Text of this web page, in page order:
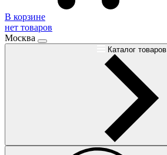
В корзине
нет товаров
Москва
Каталог товаров